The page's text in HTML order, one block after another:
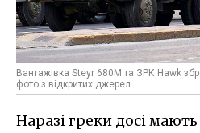
Вантажівка Steyr 680M та ЗРК Hawk
фото з відкритих джерел
Наразі греки досі